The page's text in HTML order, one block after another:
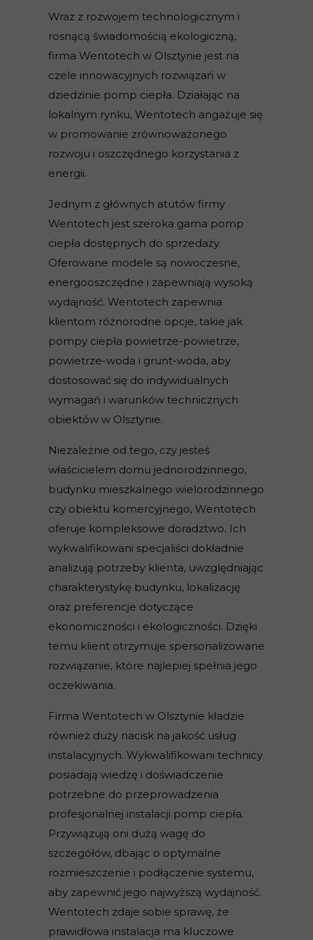
Wraz z rozwojem technologicznym i
rosnącą świadomością ekologiczną,
firma Wentotech w Olsztynie jest na
czele innowacyjnych rozwiązań w
dziedzinie pomp ciepła. Działając na
lokalnym rynku, Wentotech angażuje się
w promowanie zrównoważonego
rozwoju i oszczędnego korzystania z
energii.
Jednym z głównych atutów firmy
Wentotech jest szeroka gama pomp
ciepła dostępnych do sprzedaży.
Oferowane modele są nowoczesne,
energooszczędne i zapewniają wysoką
wydajność. Wentotech zapewnia
klientom różnorodne opcje, takie jak
pompy ciepła powietrze-powietrze,
powietrze-woda i grunt-woda, aby
dostosować się do indywidualnych
wymagań i warunków technicznych
obiektów w Olsztynie.
Niezależnie od tego, czy jesteś
właścicielem domu jednorodzinnego,
budynku mieszkalnego wielorodzinnego
czy obiektu komercyjnego, Wentotech
oferuje kompleksowe doradztwo. Ich
wykwalifikowani specjaliści dokładnie
analizują potrzeby klienta, uwzględniając
charakterystykę budynku, lokalizację
oraz preferencje dotyczące
ekonomiczności i ekologiczności. Dzięki
temu klient otrzymuje spersonalizowane
rozwiązanie, które najlepiej spełnia jego
oczekiwania.
Firma Wentotech w Olsztynie kładzie
również duży nacisk na jakość usług
instalacyjnych. Wykwalifikowani technicy
posiadają wiedzę i doświadczenie
potrzebne do przeprowadzenia
profesjonalnej instalacji pomp ciepła.
Przywiązują oni dużą wagę do
szczegółów, dbając o optymalne
rozmieszczenie i podłączenie systemu,
aby zapewnić jego najwyższą wydajność.
Wentotech zdaje sobie sprawę, że
prawidłowa instalacja ma kluczowe